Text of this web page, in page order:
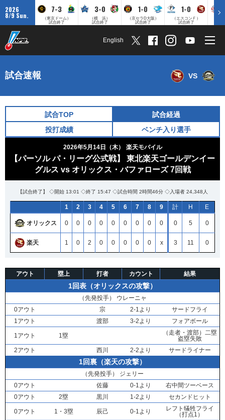
2026
8/9 Sun.
7-3
（東京ドーム）
試合終了
3-0
（横 浜）
試合終了
1-0
（京セラD大阪）
試合終了
1-0
（エスコンＦ）
試合終了
English
試合速報 VS
試合TOP
試合経過
投打成績
ベンチ入り選手
2026年5月14日（木） 楽天モバイル
【パーソル パ・リーグ公式戦】 東北楽天ゴールデンイー
グルス vs オリックス・バファローズ 7回戦
【試合終了】 ◇開始 13:01 ◇終了 15:47 ◇試合時間 2時間46分 ◇入場者 24,348人
1 2 3 4 5 6 7 8 9 計 H E
オリックス 0 0 0 0 0 0 0 0 0 0 5 0
楽天 1 0 2 0 0 0 0 0 x 3 11 0
アウト 塁上 打者 カウント 結果
1回表（オリックスの攻撃）
（先発投手）
ウレーニャ
0アウト
宗 2-1より
サードフライ
1アウト
渡部 3-2より フォアボール
1アウト 1塁 （走者・ 渡部）二塁
盗塁失敗
2アウト
西川 2-2より サードライナー
1回裏（楽天の攻撃）
（先発投手）
ジェリー
0アウト
佐藤 0-1より
右中間ツーベース
0アウト
2塁 黒川 1-2より セカンドヒット
0アウト 1・3塁 辰己 0-1より
レフト犠牲フライ
（打点1）